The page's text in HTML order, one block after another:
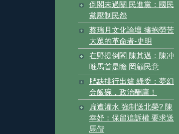
倒閣未過關 民進黨：國民
黨壓制民怨
蔡瑞月文化論壇 擁抱勞苦
大眾的革命者-史明
在野提倒閣 陳其邁：陳冲
唯馬首是瞻 罔顧民意
肥缺排行出爐 綠委：夢幻
金飯碗，政治酬庸！
扁遭灌水 強制送北榮? 陳
幸妤：保留追訴權 要求送
馬偕